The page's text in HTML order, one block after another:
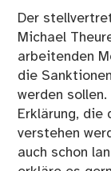
Der
Michael
arbeitenden
die
werden
Erklärung, die
verstehen
auch schon